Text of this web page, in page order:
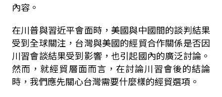
內容。
在川普與習近平會面時，美國與中國間的談判結果
受到全球關注，台灣與美國的經貿合作關係是否因
川習會談結果受到影響，也引起國內的廣泛討論。
然而，就經貿層面而言，在討論川習會後的結論
時，我們應先關心台灣需要什麼樣的經貿選項。